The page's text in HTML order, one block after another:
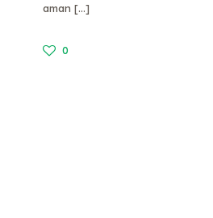
aman […]
0